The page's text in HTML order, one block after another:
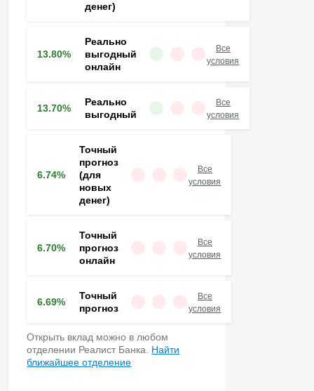
денег)
13.80%
Реально
выгодный
онлайн
Все
условия
13.70%
Реально
выгодный
Все
условия
6.74%
Точный
прогноз
(для
новых
денег)
Все
условия
6.70%
Точный
прогноз
онлайн
Все
условия
6.69%
Точный
прогноз
Все
условия
Открыть вклад можно в любом
отделении Реалист Банка. Найти
ближайшее отделение